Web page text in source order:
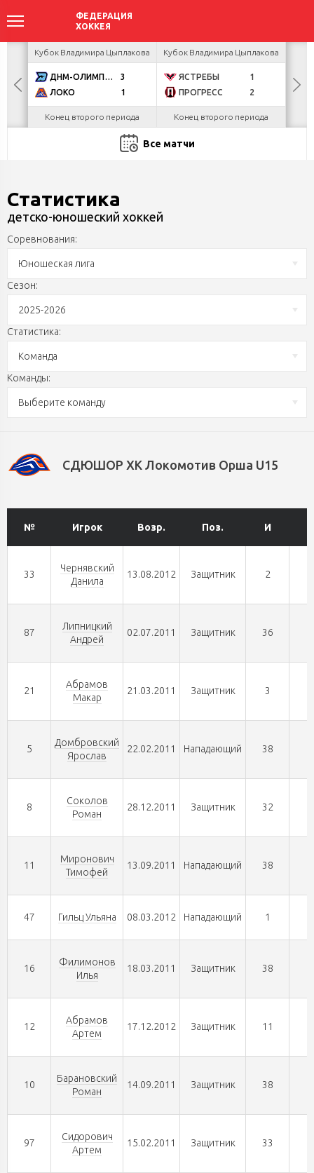
Кубок Владимира Цыплакова
ДНМ-ОЛИМПИК
3
ЛОКО
1
Конец второго периода
Кубок Владимира Цыплакова
ЯСТРЕБЫ
1
ПРОГРЕСС
2
Конец второго периода
Все матчи
Статистика
детско-юношеский хоккей
Соревнования:
Юношеская лига
Сезон:
2025-2026
Статистика:
Команда
Команды:
Выберите команду
СДЮШОР ХК Локомотив Орша U15
№ Игрок Возр. Поз. И
33
Чернявский
Данила
13.08.2012 Защитник 2
87
Липницкий
Андрей
02.07.2011 Защитник 36
21
Абрамов
Макар
21.03.2011 Защитник 3
5
Домбровский
Ярослав
22.02.2011 Нападающий 38
8
Соколов
Роман
28.12.2011 Защитник 32
11
Миронович
Тимофей
13.09.2011 Нападающий 38
47 Гильц Ульяна 08.03.2012 Нападающий 1
16
Филимонов
Илья
18.03.2011 Защитник 38
12
Абрамов
Артем
17.12.2012 Защитник 11
10
Барановский
Роман
14.09.2011 Защитник 38
97
Сидорович
Артем
15.02.2011 Защитник 33